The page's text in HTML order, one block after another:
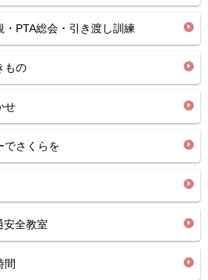
PTA総会・引き渡し訓練
もの
せ
さくらを
全教室
間